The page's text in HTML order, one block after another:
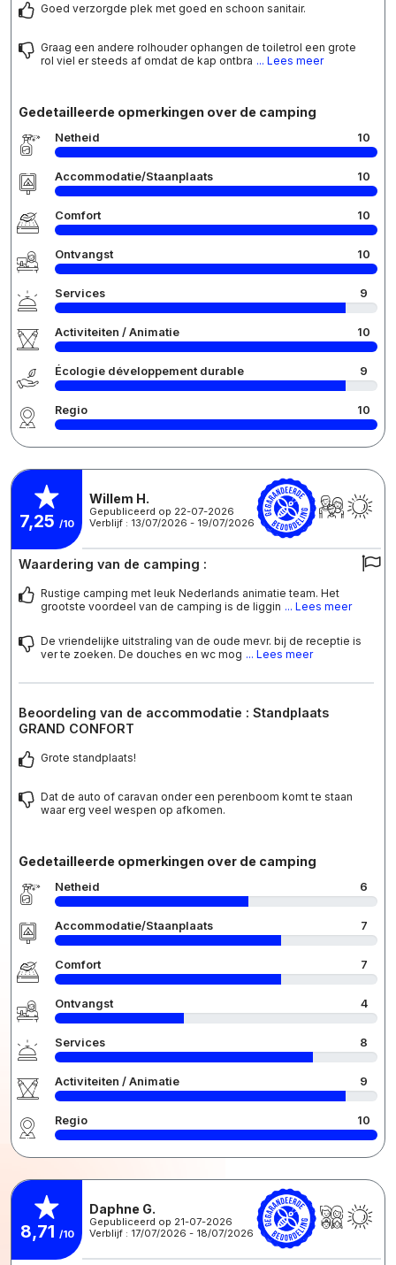
Goed verzorgde plek met goed en schoon sanitair.
Graag een andere rolhouder ophangen de toiletrol een grote
rol viel er steeds af omdat de kap ontbra ... Lees meer
Gedetailleerde opmerkingen over de camping
Netheid 10
Accommodatie/Staanplaats 10
Comfort 10
Ontvangst 10
Services 9
Activiteiten / Animatie 10
Écologie développement durable 9
Regio 10
7,25 /10
Willem H.
Gepubliceerd op 22-07-2026
Verblijf : 13/07/2026 - 19/07/2026
Waardering van de camping :
Rustige camping met leuk Nederlands animatie team. Het
grootste voordeel van de camping is de liggin ... Lees meer
De vriendelijke uitstraling van de oude mevr. bij de receptie is
ver te zoeken. De douches en wc mog ... Lees meer
Beoordeling van de accommodatie : Standplaats
GRAND CONFORT
Grote standplaats!
Dat de auto of caravan onder een perenboom komt te staan
waar erg veel wespen op afkomen.
Gedetailleerde opmerkingen over de camping
Netheid 6
Accommodatie/Staanplaats 7
Comfort 7
Ontvangst 4
Services 8
Activiteiten / Animatie 9
Regio 10
8,71 /10
Daphne G.
Gepubliceerd op 21-07-2026
Verblijf : 17/07/2026 - 18/07/2026